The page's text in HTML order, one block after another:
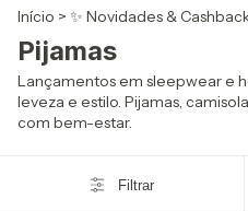
Início > ✨ Novidades &
Pijamas
Lançamentos em sleepwear e
leveza e estilo. Pijamas,
com bem-estar.
Filtrar